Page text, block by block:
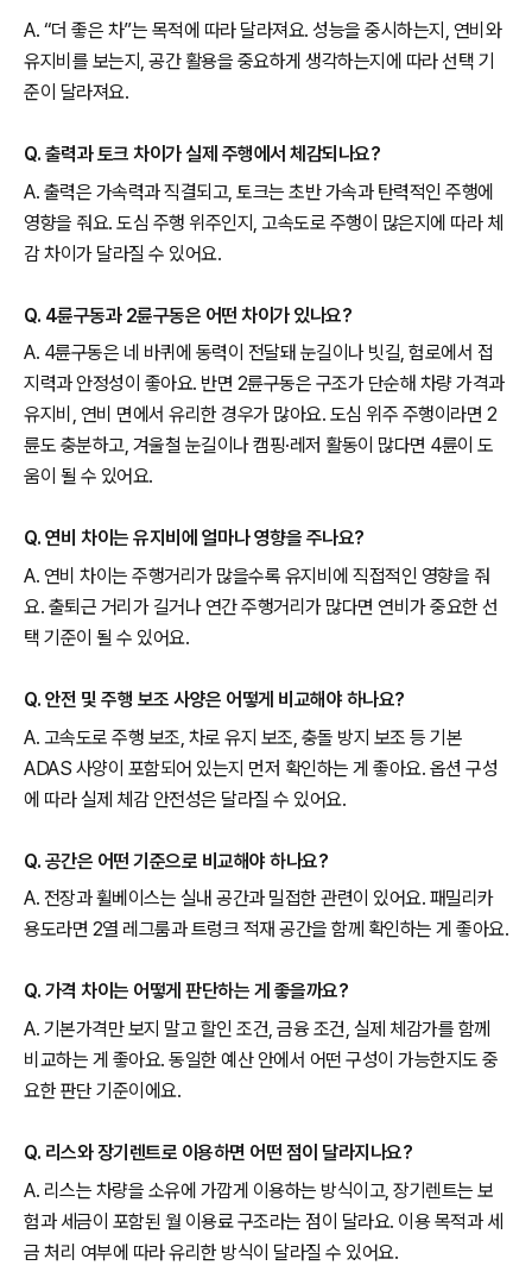
A. “더 좋은 차”는 목적에 따라 달라져요. 성능을 중시하는지, 연비와
유지비를 보는지, 공간 활용을 중요하게 생각하는지에 따라 선택 기
준이 달라져요.
Q. 출력과 토크 차이가 실제 주행에서 체감되나요?
A. 출력은 가속력과 직결되고, 토크는 초반 가속과 탄력적인 주행에
영향을 줘요. 도심 주행 위주인지, 고속도로 주행이 많은지에 따라 체
감 차이가 달라질 수 있어요.
Q. 4륜구동과 2륜구동은 어떤 차이가 있나요?
A. 4륜구동은 네 바퀴에 동력이 전달돼 눈길이나 빗길, 험로에서 접
지력과 안정성이 좋아요. 반면 2륜구동은 구조가 단순해 차량 가격과
유지비, 연비 면에서 유리한 경우가 많아요. 도심 위주 주행이라면 2
륜도 충분하고, 겨울철 눈길이나 캠핑·레저 활동이 많다면 4륜이 도
움이 될 수 있어요.
Q. 연비 차이는 유지비에 얼마나 영향을 주나요?
A. 연비 차이는 주행거리가 많을수록 유지비에 직접적인 영향을 줘
요. 출퇴근 거리가 길거나 연간 주행거리가 많다면 연비가 중요한 선
택 기준이 될 수 있어요.
Q. 안전 및 주행 보조 사양은 어떻게 비교해야 하나요?
A. 고속도로 주행 보조, 차로 유지 보조, 충돌 방지 보조 등 기본
ADAS 사양이 포함되어 있는지 먼저 확인하는 게 좋아요. 옵션 구성
에 따라 실제 체감 안전성은 달라질 수 있어요.
Q. 공간은 어떤 기준으로 비교해야 하나요?
A. 전장과 휠베이스는 실내 공간과 밀접한 관련이 있어요. 패밀리카
용도라면 2열 레그룸과 트렁크 적재 공간을 함께 확인하는 게 좋아요.
Q. 가격 차이는 어떻게 판단하는 게 좋을까요?
A. 기본가격만 보지 말고 할인 조건, 금융 조건, 실제 체감가를 함께
비교하는 게 좋아요. 동일한 예산 안에서 어떤 구성이 가능한지도 중
요한 판단 기준이에요.
Q. 리스와 장기렌트로 이용하면 어떤 점이 달라지나요?
A. 리스는 차량을 소유에 가깝게 이용하는 방식이고, 장기렌트는 보
험과 세금이 포함된 월 이용료 구조라는 점이 달라요. 이용 목적과 세
금 처리 여부에 따라 유리한 방식이 달라질 수 있어요.